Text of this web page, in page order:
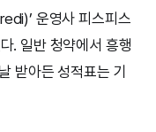
운영사 피스피스
. 일반 청약에서 흥행
받아든 성적표는 기